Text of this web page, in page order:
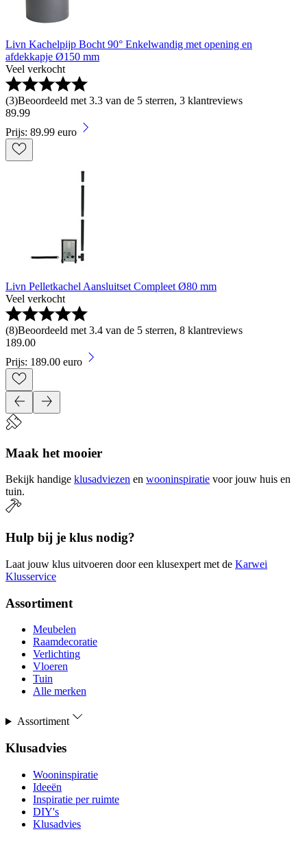
Livn Kachelpijp Bocht 90° Enkelwandig met opening en
afdekkapje Ø150 mm
Veel verkocht
(3)Beoordeeld met 3.3 van de 5 sterren, 3 klantreviews
89.99
Prijs: 89.99 euro
Livn Pelletkachel Aansluitset Compleet Ø80 mm
Veel verkocht
(8)Beoordeeld met 3.4 van de 5 sterren, 8 klantreviews
189.00
Prijs: 189.00 euro
Maak het mooier
Bekijk handige klusadviezen en wooninspiratie voor jouw huis en
tuin.
Hulp bij je klus nodig?
Laat jouw klus uitvoeren door een klusexpert met de Karwei
Klusservice
Assortiment
Meubelen
Raamdecoratie
Verlichting
Vloeren
Tuin
Alle merken
Assortiment
Klusadvies
Wooninspiratie
Ideeën
Inspiratie per ruimte
DIY's
Klusadvies